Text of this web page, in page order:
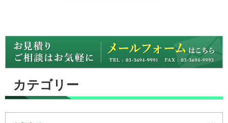
カテゴリー